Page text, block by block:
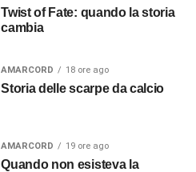
Twist of Fate: quando la storia
cambia
AMARCORD 18 ore ago
Storia delle scarpe da calcio
AMARCORD 19 ore ago
Quando non esisteva la